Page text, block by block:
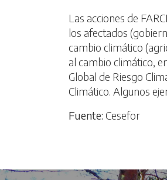
Las acciones de
los afectados
cambio climático
al cambio climático,
Global de Riesgo
Climático. Algunos
Fuente: Cesefor